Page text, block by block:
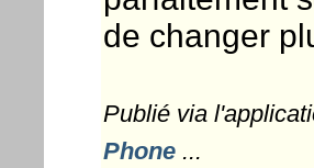
de changer
Publié via
Phone...